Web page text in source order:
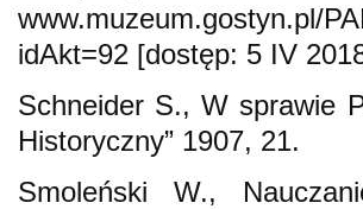
www.muzeum.gostyn.pl/
idAkt=92 [dostęp: 5 IV
Schneider S., W sprawie
Historyczny” 1907, 21.
Smoleński W.,